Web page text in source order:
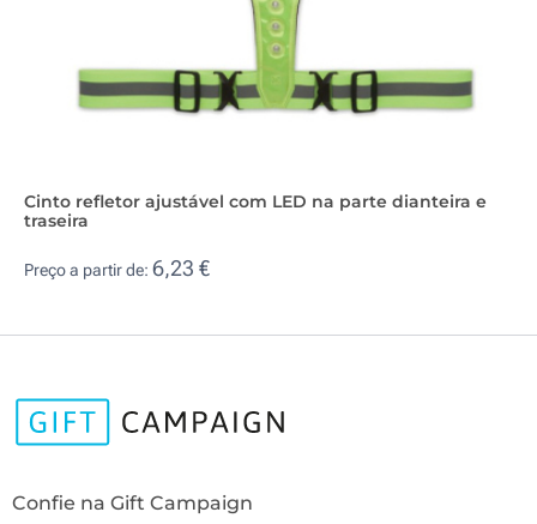
Cinto refletor ajustável com LED na parte dianteira e
traseira
Preço a partir de: 6,23 €
Confie na Gift Campaign